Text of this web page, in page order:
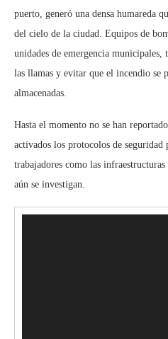
puerto, generó una densa humareda
del cielo de la ciudad. Equipos de
unidades de emergencia
las llamas y evitar que el incendio se
almacenadas.
Hasta el momento no se han
activados los protocolos de seguridad
trabajadores como las
aún se investigan.